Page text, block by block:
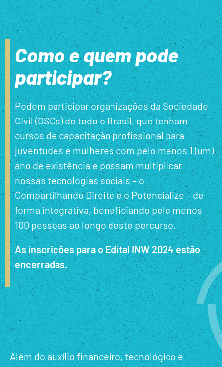
Como e quem pode
participar?
Podem participar organizações da Sociedade
Civil (OSCs) de todo o Brasil, que tenham
cursos de capacitação profissional para
juventudes e mulheres com pelo menos 1 (um)
ano de existência e possam multiplicar
nossas tecnologias sociais – o
Compartilhando Direito e o Potencialize – de
forma integrativa, beneficiando pelo menos
100 pessoas ao longo deste percurso.
As inscrições para o Edital INW 2024 estão
encerradas.
Além do auxílio financeiro, tecnológico e